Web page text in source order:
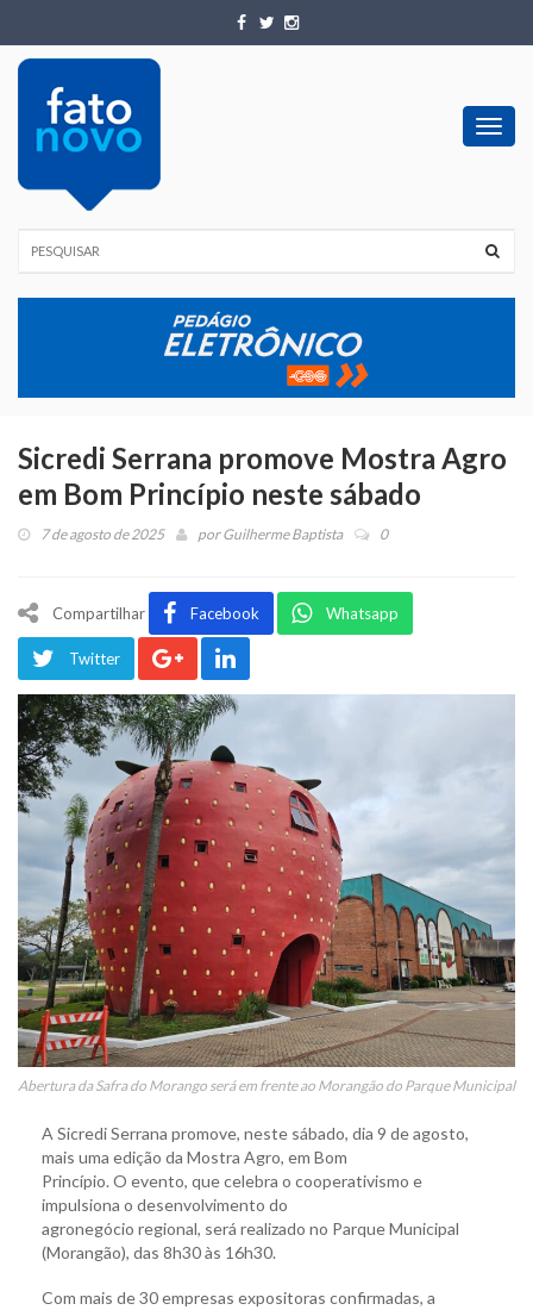
Sicredi Serrana promove Mostra Agro
em Bom Princípio neste sábado
7 de agosto de 2025 porGuilherme Baptista 0
Compartilhar Facebook Whatsapp
Twitter
Abertura da Safra do Morango será em frente ao Morangão do Parque Municipal
A Sicredi Serrana promove, neste sábado, dia 9 de agosto,
mais uma edição da Mostra Agro, em Bom
Princípio. O evento, que celebra o cooperativismo e
impulsiona o desenvolvimento do
agronegócio regional, será realizado no Parque Municipal
(Morangão), das 8h30 às 16h30.
Com mais de 30 empresas expositoras confirmadas, a